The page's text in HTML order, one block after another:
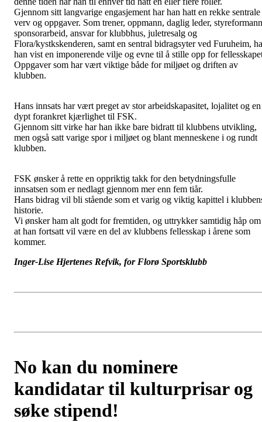
Gjennom sitt langvarige engasjement har han hatt en rekke sentrale
verv og oppgaver. Som trener, oppmann, daglig leder,
sponsorarbeid, ansvar for klubbhus, juletresalg og
Flora/kystkskenderen, samt en sentral bidragsyter ved Furuheim,
han vist en imponerende vilje og evne til å stille opp for
Oppgaver som har vært viktige både for miljøet og driften av
klubben.
Hans innsats har vært preget av stor arbeidskapasitet, lojalitet og en
dypt forankret kjærlighet til FSK.
Gjennom sitt virke har han ikke bare bidratt til klubbens utvikling,
men også satt varige spor i miljøet og blant menneskene i og rundt
klubben.
FSK ønsker å rette en oppriktig takk for den betydningsfulle
innsatsen som er nedlagt gjennom mer enn fem tiår.
Hans bidrag vil bli stående som et varig og viktig kapittel i
historie.
Vi ønsker ham alt godt for fremtiden, og uttrykker samtidig håp om
at han fortsatt vil være en del av klubbens fellesskap i årene som
kommer.
Inger-Lise Hjertenes Refvik, for Florø Sportsklubb
No kan du nominere
kandidatar til kulturprisar og
søke stipend!